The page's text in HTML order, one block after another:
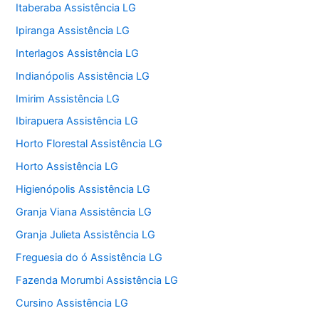
Itaberaba Assistência LG
Ipiranga Assistência LG
Interlagos Assistência LG
Indianópolis Assistência LG
Imirim Assistência LG
Ibirapuera Assistência LG
Horto Florestal Assistência LG
Horto Assistência LG
Higienópolis Assistência LG
Granja Viana Assistência LG
Granja Julieta Assistência LG
Freguesia do ó Assistência LG
Fazenda Morumbi Assistência LG
Cursino Assistência LG